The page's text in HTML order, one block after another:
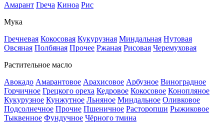
Амарант Греча Киноа Рис
Мука
Гречневая Кокосовая Кукурузная Миндальная Нутовая
Овсяная Полбяная Прочее Ржаная Рисовая Черемуховая
Растительное масло
Авокадо Амарантовое Арахисовое Арбузное Виноградное
Горчичное Грецкого ореха Кедровое Кокосовое Конопляное
Кукурузное Кунжутное Льняное Миндальное Оливковое
Подсолнечное Прочие Пшеничное Расторопши Рыжиковое
Тыквенное Фундучное Чёрного тмина